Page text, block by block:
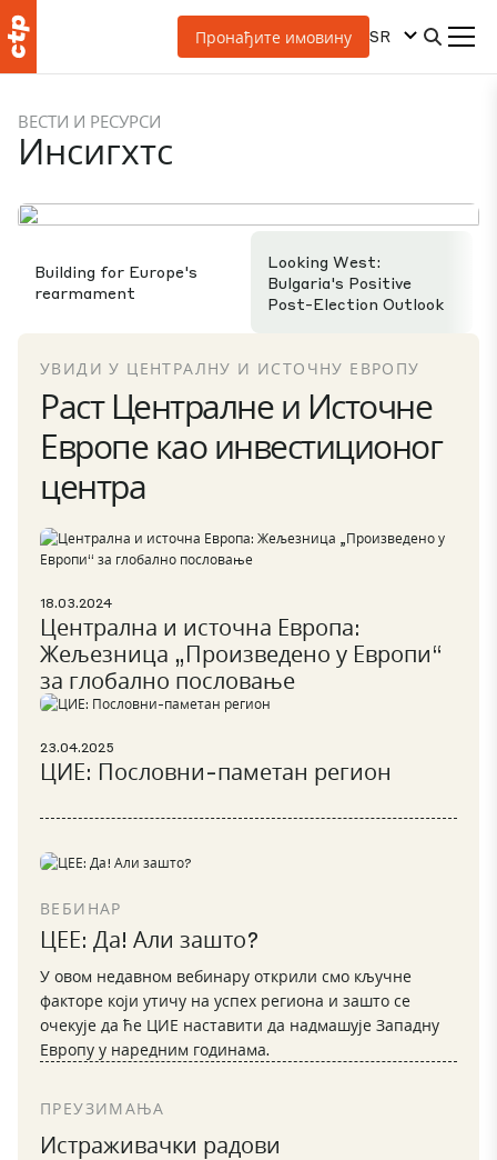
Пронађите имовину SR
ВЕСТИ И РЕСУРСИ
Инсигхтс
Building for Europe's
rearmament
Looking West:
Bulgaria's Positive
Post-Election Outlook
УВИДИ У ЦЕНТРАЛНУ И ИСТОЧНУ ЕВРОПУ
Раст Централне и Источне
Европе као инвестиционог
центра
18.03.2024
Централна и источна Европа:
Жељезница „Произведено у Европи“
за глобално пословање
23.04.2025
ЦИЕ: Пословни-паметан регион
ВЕБИНАР
ЦЕЕ: Да! Али зашто?
У овом недавном вебинару открили смо кључне
факторе који утичу на успех региона и зашто се
очекује да ће ЦИЕ наставити да надмашује Западну
Европу у наредним годинама.
ПРЕУЗИМАЊА
Истраживачки радови